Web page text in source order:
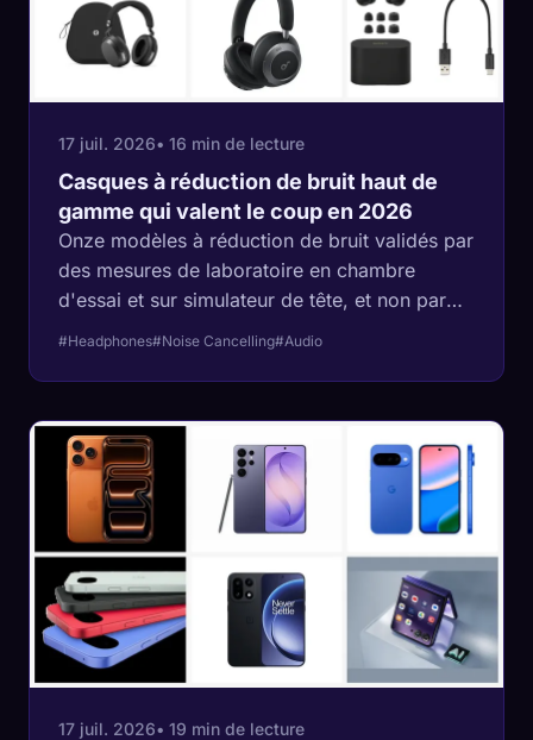
17 juil. 2026• 16 min de lecture
Casques à réduction de bruit haut de
gamme qui valent le coup en 2026
Onze modèles à réduction de bruit validés par
des mesures de laboratoire en chambre
d'essai et sur simulateur de tête, et non par
mesuré 35, le champion des mesures est le
casque le plus lourd du guide, et pour une
fois, le conseil honnête est que rien de mieux
n'arrivera de sitôt.
#Headphones#Noise Cancelling#Audio
17 juil. 2026• 19 min de lecture